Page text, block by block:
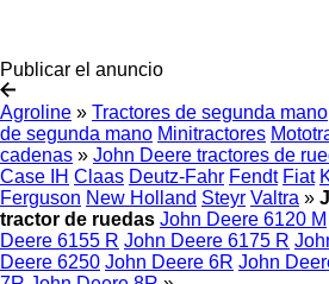
Publicar el anuncio
Agroline » Tractores de segunda mano
de segunda mano Minitractores
cadenas » John Deere tractores de
Case IH Claas Deutz-Fahr Fendt Fiat
Ferguson New Holland Steyr Valtra »
tractor de ruedas John Deere 6120 M
Deere 6155 R John Deere 6175 R
Deere 6250 John Deere 6R John